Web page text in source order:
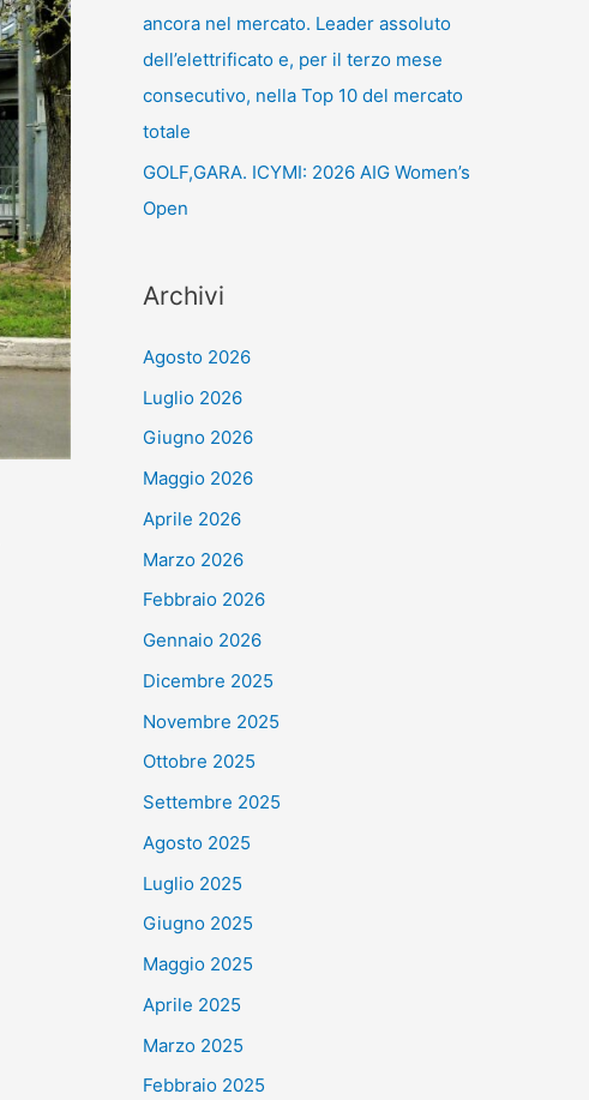
ancora nel mercato. Leader assoluto
dell’elettrificato e, per il terzo mese
consecutivo, nella Top 10 del mercato
totale
GOLF,GARA. ICYMI: 2026 AIG Women’s
Open
Archivi
Agosto 2026
Luglio 2026
Giugno 2026
Maggio 2026
Aprile 2026
Marzo 2026
Febbraio 2026
Gennaio 2026
Dicembre 2025
Novembre 2025
Ottobre 2025
Settembre 2025
Agosto 2025
Luglio 2025
Giugno 2025
Maggio 2025
Aprile 2025
Marzo 2025
Febbraio 2025